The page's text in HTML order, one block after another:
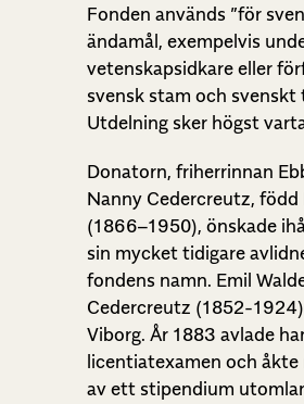
Fonden används ”för
ändamål, exempelvis
vetenskapsidkare eller
svensk stam och svenskt
Utdelning sker högst
Donatorn, friherrinnan
Nanny Cedercreutz, född
(1866–1950), önskade
sin mycket tidigare
fondens namn. Emil
Cedercreutz (1852-
Viborg. År 1883 avlade
licentiatexamen och åkte
av ett stipendium